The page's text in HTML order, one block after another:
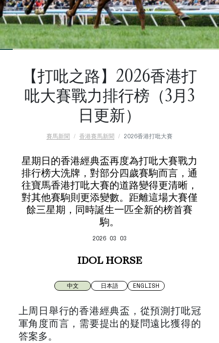
【打吡之路】2026香港打
吡大賽戰力排行榜（3月3
日更新）
賽馬新聞 香港賽馬新聞 2026香港打吡大賽
星期日的香港經典盃再度為打吡大賽戰力
排行榜大洗牌，對部分四歲賽駒而言，通
往寶馬香港打吡大賽的道路變得更清晰，
對其他賽駒則更添變數。距離這場大賽僅
餘三星期，同時誕生一匹全新的榜首賽
駒。
2026 03 03
IDOL HORSE
中文 日本語 ENGLISH
上周日舉行的香港經典盃，從預測打吡冠
軍角度而言，需要提出的疑問遠比獲得的
答案多。